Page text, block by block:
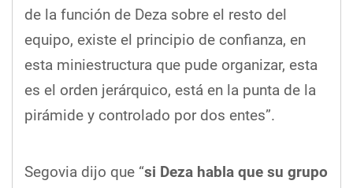
de la función de Deza sobre el resto del
equipo, existe el principio de confianza, en
esta miniestructura que pude organizar, esta
es el orden jerárquico, está en la punta de la
pirámide y controlado por dos entes”.
Segovia dijo que “si Deza habla que su grupo